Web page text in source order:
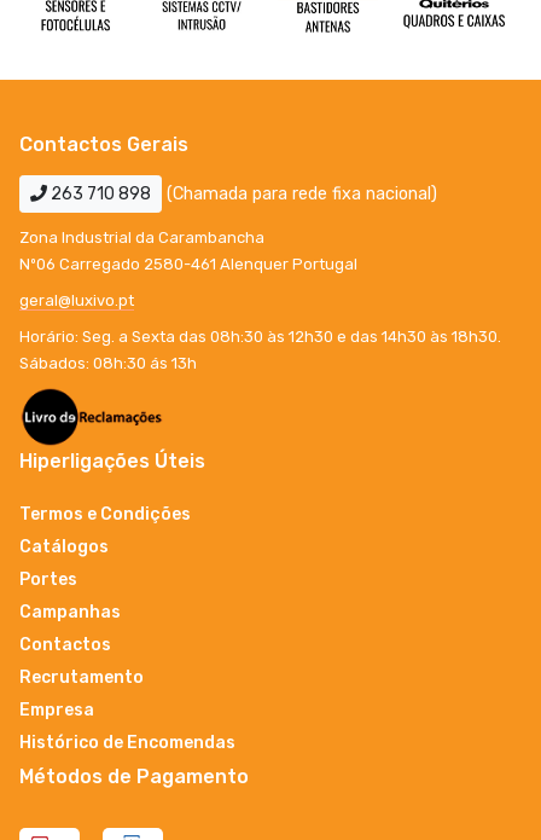
Contactos Gerais
263 710 898 (Chamada para rede fixa nacional)
Zona Industrial da Carambancha
Nº06 Carregado 2580-461 Alenquer Portugal
geral@luxivo.pt
Horário: Seg. a Sexta das 08h:30 às 12h30 e das 14h30 às 18h30.
Sábados: 08h:30 ás 13h
Hiperligações Úteis
Termos e Condições
Catálogos
Portes
Campanhas
Contactos
Recrutamento
Empresa
Histórico de Encomendas
Métodos de Pagamento